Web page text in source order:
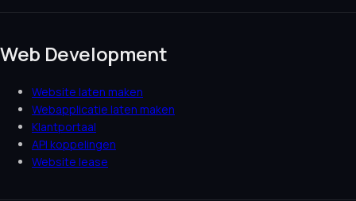
Web Development
Website laten maken
Webapplicatie laten maken
Klantportaal
API koppelingen
Website lease